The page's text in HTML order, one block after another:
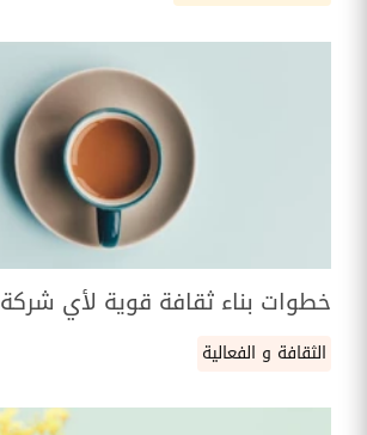
خطوات بناء ثقافة قوية لأي شركة
الثقافة و الفعالية